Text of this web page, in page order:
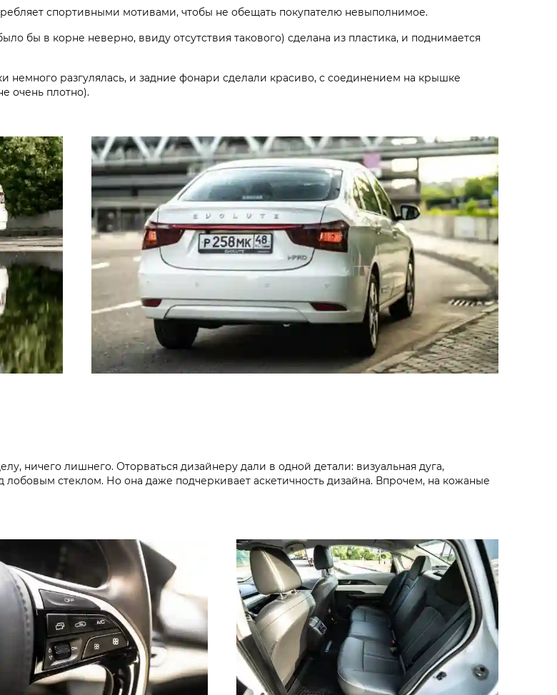
спортивными мотивами, чтобы не обещать покупателю невыполнимое.
бы в корне неверно, ввиду отсутствия такового) сделана из пластика, и поднимается
разгулялась, и задние фонари сделали красиво, с соединением на крышке
очень плотно).
ничего лишнего. Оторваться дизайнеру дали в одной детали: визуальная дуга,
стеклом. Но она даже подчеркивает аскетичность дизайна. Впрочем, на кожаные